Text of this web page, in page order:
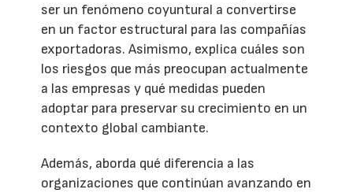
ser un fenómeno coyuntural a convertirse
en un factor estructural para las compañías
exportadoras. Asimismo, explica cuáles son
los riesgos que más preocupan actualmente
a las empresas y qué medidas pueden
adoptar para preservar su crecimiento en un
contexto global cambiante.
Además, aborda qué diferencia a las
organizaciones que continúan avanzando en